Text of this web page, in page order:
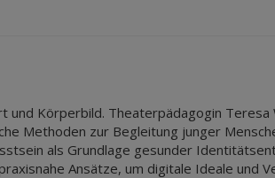
und Körperbild. Theaterpädagogin
Methoden zur Begleitung junger
als Grundlage gesunder
Ansätze, um digitale Ideale und